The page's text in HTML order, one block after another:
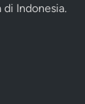
Indonesia.